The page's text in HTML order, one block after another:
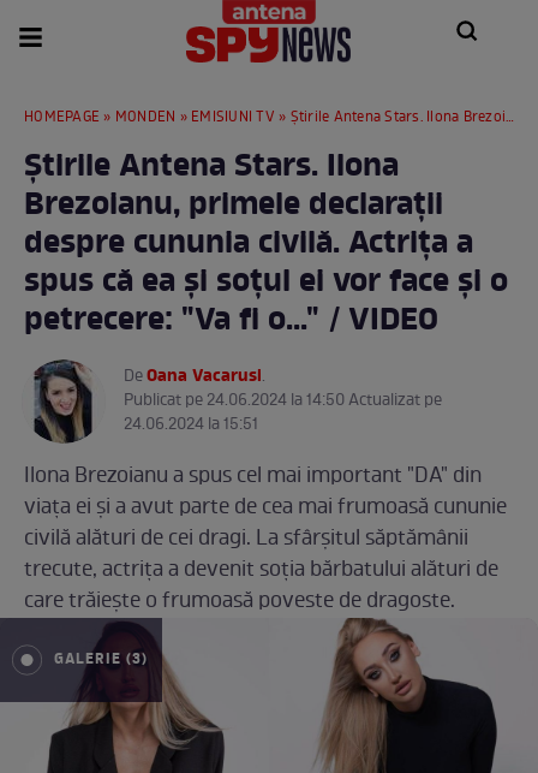
HOMEPAGE » MONDEN » EMISIUNI TV » Știrile Antena Stars. Ilona Brezoianu, primele declarații despre cununia civilă. Actrița a spus că ea și soțul ei vor face și o petrecere: "Va fi o..." / VIDEO
Știrile Antena Stars. Ilona
Brezoianu, primele declarații
despre cununia civilă. Actrița a
spus că ea și soțul ei vor face și o
petrecere: "Va fi o..." / VIDEO
DeOana Vacarusi.
Publicat pe 24.06.2024 la 14:50 Actualizat pe
24.06.2024 la 15:51
Ilona Brezoianu a spus cel mai important "DA" din
viața ei și a avut parte de cea mai frumoasă cununie
civilă alături de cei dragi. La sfârșitul săptămânii
trecute, actrița a devenit soția bărbatului alături de
care trăiește o frumoasă poveste de dragoste.
GALERIE (3)